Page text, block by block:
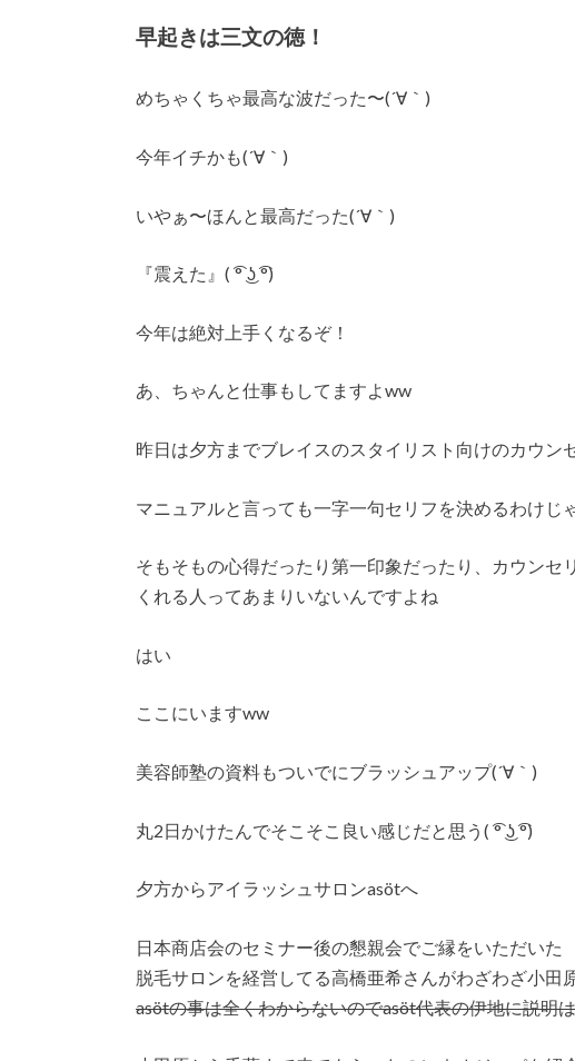
早起きは三文の徳！
めちゃくちゃ最高な波だった〜(´∀｀)
今年イチかも(´∀｀)
いやぁ〜ほんと最高だった(´∀｀)
『震えた』( ͡° ͜ʖ ͡°)
今年は絶対上手くなるぞ！
あ、ちゃんと仕事もしてますよww
昨日は夕方までブレイスのスタイリスト向けのカウン
マニュアルと言っても一字一句セリフを決めるわけじ
そもそもの心得だったり第一印象だったり、カウンセ
くれる人ってあまりいないんですよね
はい
ここにいますww
美容師塾の資料もついでにブラッシュアップ(´∀｀)
丸2日かけたんでそこそこ良い感じだと思う( ͡° ͜ʖ ͡°)
夕方からアイラッシュサロンasötへ
日本商店会のセミナー後の懇親会でご縁をいただいた
脱毛サロンを経営してる高橋亜希さんがわざわざ小田
asötの事は全くわからないのでasöt代表の伊地に説明